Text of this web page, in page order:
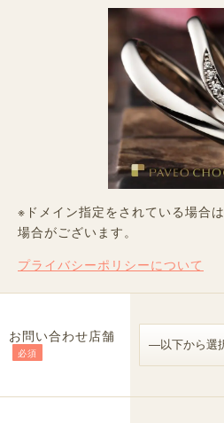
※ドメイン指定をされている場合
場合がございます。
プライバシーポリシーについて
お問い合わせ店舗
必須